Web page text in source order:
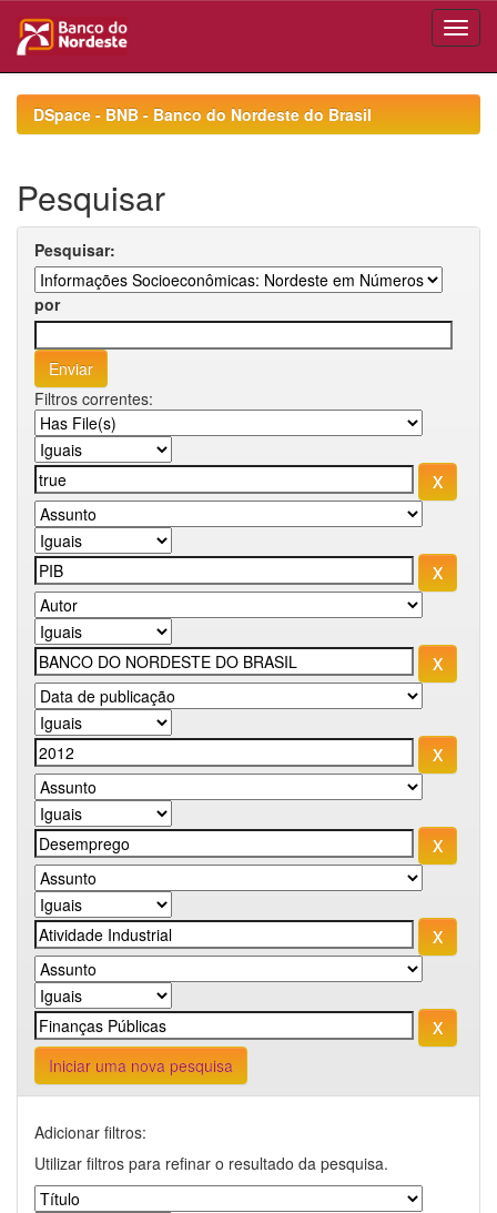
navigationDSpace - BNB - Banco do Nordeste do Brasil
Pesquisar
Pesquisar:
por
Filtros correntes:
Iniciar uma nova pesquisa
Adicionar filtros:
Utilizar filtros para refinar o resultado da pesquisa.